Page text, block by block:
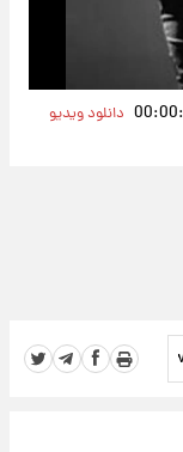
دانلود ویدیو